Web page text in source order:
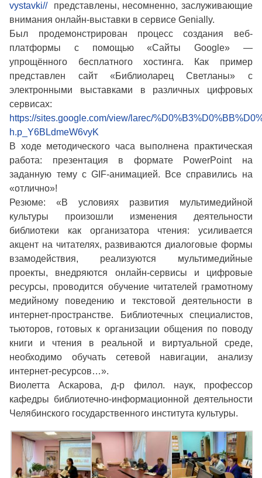
vystavki//представлены, несомненно, заслуживающие
внимания онлайн-выставки в сервисе Genially.
Был продемонстрирован процесс создания веб-
платформы с помощью «Сайты Google» —
упрощённого бесплатного хостинга. Как пример
представлен сайт «Библиоларец Светланы» с
электронными выставками в различных цифровых
сервисах:
https://sites.google.com/view/larec/
h.p_Y6BLdmeW6vyK
В ходе методического часа выполнена практическая
работа: презентация в формате PowerPoint на
заданную тему с GIF-анимацией. Все справились на
«отлично»!
Резюме: «В условиях развития мультимедийной
культуры произошли изменения деятельности
библиотеки как организатора чтения: усиливается
акцент на читателях, развиваются диалоговые формы
взамодействия, реализуются мультимедийные
проекты, внедряются онлайн-сервисы и цифровые
ресурсы, проводится обучение читателей грамотному
медийному поведению и текстовой деятельности в
интернет-пространстве. Библиотечных специалистов,
тьюторов, готовых к организации общения по поводу
книги и чтения в реальной и виртуальной среде,
необходимо обучать сетевой навигации, анализу
интернет-ресурсов…».
Виолетта Аскарова, д-р филол. наук, профессор
кафедры библиотечно-информационной деятельности
Челябинского государственного института культуры.